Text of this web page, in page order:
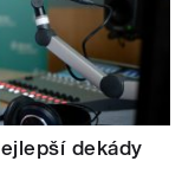
dekády